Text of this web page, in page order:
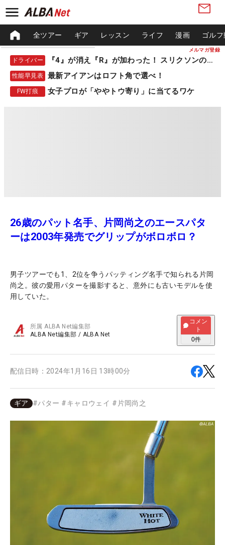
メルマガ登録
全ツアー ギア レッスン ライフ 漫画 ゴル
ドライバー 『4』が消え『R』が加わった！ スリクソンの新作
性能早見表 最新アイアンはロフト角で選べ！
FW打痕 女子プロが「ややトウ寄り」に当てるワケ
26歳のパット名手、片岡尚之のエースパタ
ーは2003年発売でグリップがボロボロ？
男子ツアーでも1、2位を争うパッティング名手で知られる片岡
尚之。彼の愛用パターを撮影すると、意外にも古いモデルを使
用していた。
所属ALBA Net編集部
ALBA Net編集部 / ALBA Net
コメン
ト
0件
配信日時： 2024年1月16日 13時00分
ギア #パター #キャロウェイ # 片岡尚之